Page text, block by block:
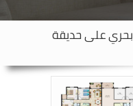
على حديقة